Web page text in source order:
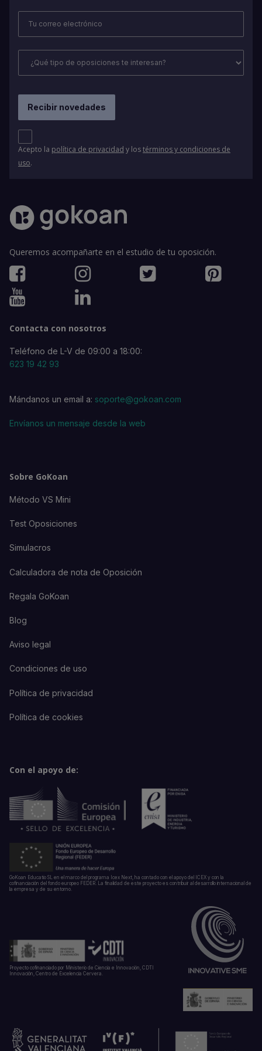
Acepto la política de privacidad y lostérminos y condiciones de
uso.
Queremos acompañarte en el estudio de tu oposición.
Contacta con nosotros
Teléfono de L-V de 09:00 a 18:00:
623 19 42 93
Mándanos un email a: soporte@gokoan.com
Envíanos un mensaje desde la web
Sobre GoKoan
Método VS Mini
Test Oposiciones
Simulacros
Calculadora de nota de Oposición
Regala GoKoan
Blog
Aviso legal
Condiciones de uso
Política de privacidad
Política de cookies
Con el apoyo de:
GoKoan Educatio SL en el marco del programa Icex Next, ha contado con el apoyo del ICEX y con la
cofinanciación del fondo europeo FEDER. La finalidad de este proyecto es contribuir al desarrollo internacional de
la empresa y de su entorno.
Proyecto cofinanciado por Ministerio de Ciencia e Innovación, CDTI
Innovación, Centro de Excelencia Cervera.